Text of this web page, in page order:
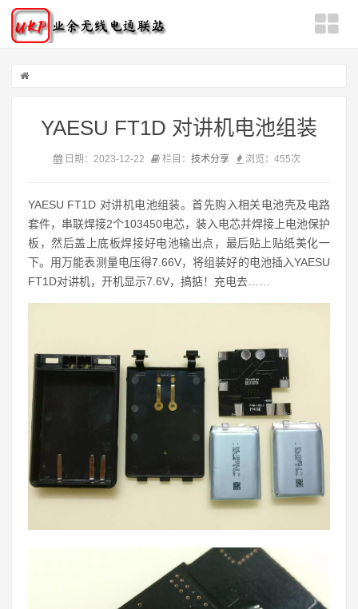
YAESU FT1D 对讲机电池组装
日期：2023-12-22 栏目： 技术分享 浏览： 455次
YAESU FT1D 对讲机电池组装。首先购入相关电池壳及电路
套件，串联焊接2个103450电芯，装入电芯并焊接上电池保护
板，然后盖上底板焊接好电池输出点，最后贴上贴纸美化一
下。用万能表测量电压得7.66V，将组装好的电池插入YAESU
FT1D对讲机，开机显示7.6V，搞掂！充电去……